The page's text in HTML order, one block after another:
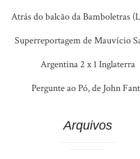
Atrás do balcão da Bamboletras
Superreportagem de Mauvício
Argentina 2 x 1 Inglaterra
Pergunte ao Pó, de John
Arquivos